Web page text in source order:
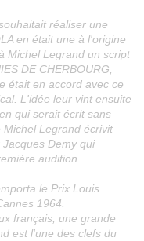
réaliser une
en était une à l'origine
Michel Legrand un script
DE CHERBOURG,
était en accord avec ce
L'idée leur vint ensuite
qui serait écrit sans
Legrand écrivit
Demy qui
audition.
le Prix Louis
1964.
français, une grande
est l'une des clefs du